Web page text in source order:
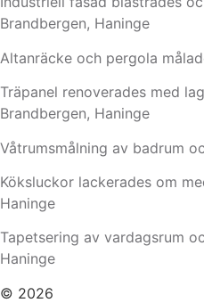
Brandbergen, Haninge
Altanräcke och pergola
Träpanel renoverades med
Brandbergen, Haninge
Våtrumsmålning av badrum
Köksluckor lackerades om
Haninge
Tapetsering av vardagsrum
Haninge
© 2026